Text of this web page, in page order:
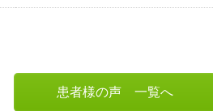
患者様の声 一覧へ